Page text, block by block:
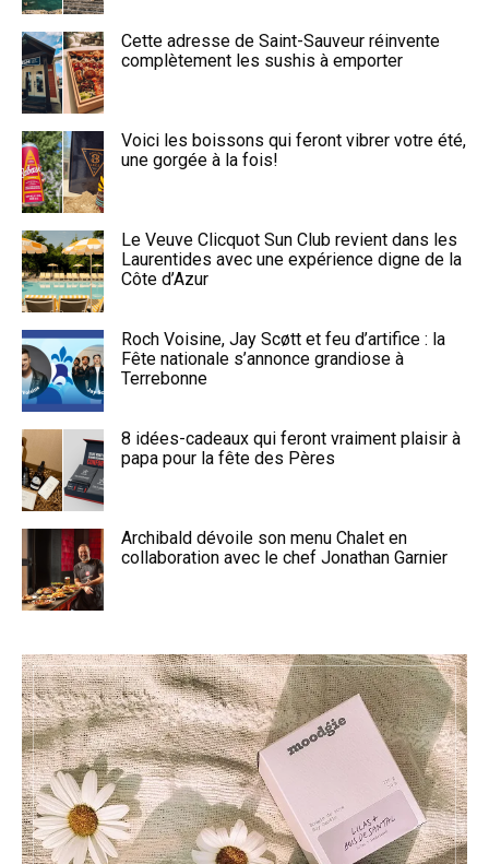
Cette adresse de Saint-Sauveur réinvente
complètement les sushis à emporter
Voici les boissons qui feront vibrer votre été,
une gorgée à la fois!
Le Veuve Clicquot Sun Club revient dans les
Laurentides avec une expérience digne de la
Côte d’Azur
Roch Voisine, Jay Scøtt et feu d’artifice : la
Fête nationale s’annonce grandiose à
Terrebonne
8 idées-cadeaux qui feront vraiment plaisir à
papa pour la fête des Pères
Archibald dévoile son menu Chalet en
collaboration avec le chef Jonathan Garnier